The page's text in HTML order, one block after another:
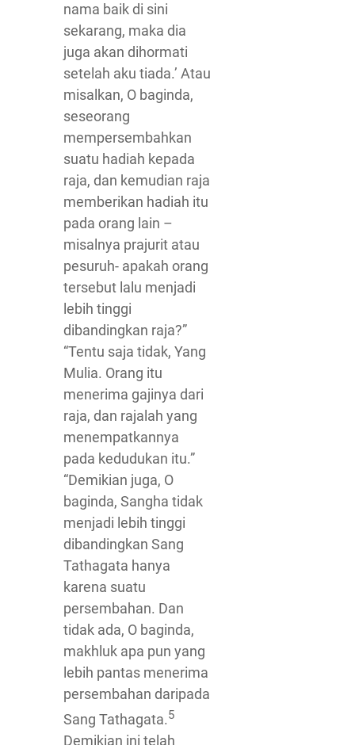
nama baik di sini
sekarang, maka dia
juga akan dihormati
setelah aku tiada.’ Atau
misalkan, O baginda,
seseorang
mempersembahkan
suatu hadiah kepada
raja, dan kemudian raja
memberikan hadiah itu
pada orang lain –
misalnya prajurit atau
pesuruh- apakah orang
tersebut lalu menjadi
lebih tinggi
dibandingkan raja?”
“Tentu saja tidak, Yang
Mulia. Orang itu
menerima gajinya dari
raja, dan rajalah yang
menempatkannya
pada kedudukan itu.”
“Demikian juga, O
baginda, Sangha tidak
menjadi lebih tinggi
dibandingkan Sang
Tathagata hanya
karena suatu
persembahan. Dan
tidak ada, O baginda,
makhluk apa pun yang
lebih pantas menerima
persembahan daripada
Sang Tathagata.5
Demikian ini telah